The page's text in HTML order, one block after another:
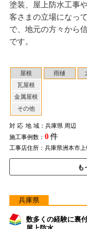
屋根
瓦屋根
金属屋根
その他
雨樋
対応地域：兵庫県 周辺
施工事例数： 0件
工事店住所：兵庫県洲本市
も
塗装、屋上防水工事
客さまの立場になっ
で、地元の方々から
です。
兵庫県
数多くの経験に裏